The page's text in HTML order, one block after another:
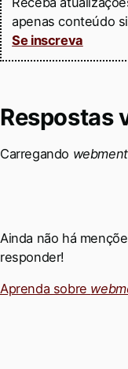
apenas conteúdo
Se inscreva
Respostas
Carregando
Ainda não há
responder!
Aprenda sobre